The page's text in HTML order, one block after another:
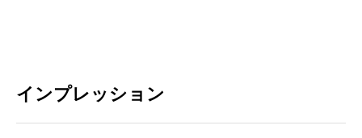
インプレッション